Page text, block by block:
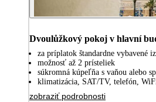
Dvoulůžkový pokoj v hlavní
za príplatok štandardne vybavené
možnosť až 2 prísteliek
súkromná kúpeľňa s vaňou alebo
klimatizácia, SAT/TV, telefón,
zobraziť podrobnosti